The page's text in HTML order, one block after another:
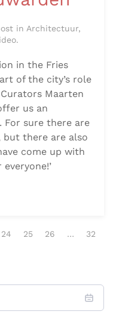
in Architectuur,
in the Fries
of the city’s role
Maarten
us an
sure there are
but there are also
come up with
24 25 26 … 32